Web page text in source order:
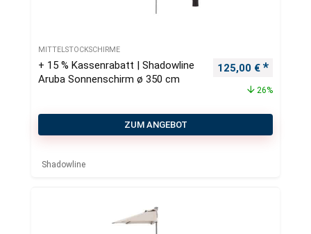
MITTELSTOCKSCHIRME
+ 15 % Kassenrabatt | Shadowline
Aruba Sonnenschirm ø 350 cm
Ursprünglicher
125,00 €
26%
ZUM ANGEBOT
Shadowline